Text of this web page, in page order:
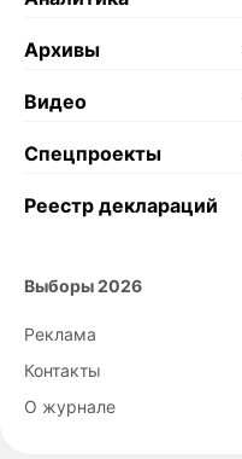
Архивы
Видео
Спецпроекты
Реестр деклараций
Выборы 2026
Реклама
Контакты
О журнале